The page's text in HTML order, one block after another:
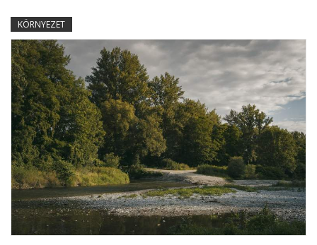
KÖRNYEZET